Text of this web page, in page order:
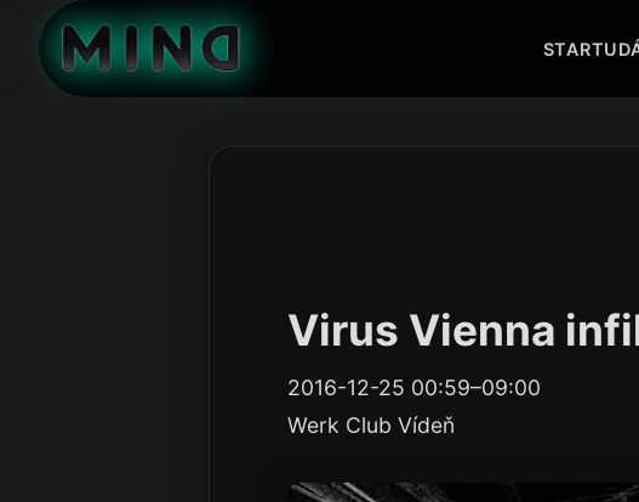
START
Virus Vienna
2016-12-25 00:59–09:00
Werk Club Vídeň